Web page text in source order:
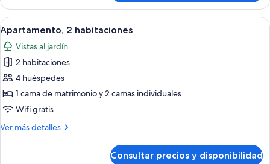
1
habitación
Abrir
todas
las
fotos
de
Apartamento,
2
Una cocina con armarios blancos,
8
Apartamento, 2 habitaciones
Vistas al jardín
2 habitaciones
4 huéspedes
1 cama de matrimonio y 2 camas individuales
Wifi gratis
Ver más detalles
Más
Consultar precios y disponibilidad